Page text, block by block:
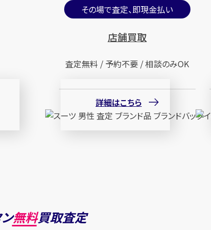
その場で査定、即現金払い
店舗買取
査定無料 / 予約不要 / 相談のみOK
詳細はこちら
ン無料買取査定